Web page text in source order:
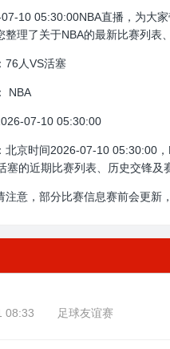
10 05:30:00NBA直播，为大
整理了关于NBA的最新比赛列表
76人VS活塞
NBA
07-10 05:30:00
北京时间2026-07-10 05:30:00
塞的近期比赛列表、历史交锋及
注意，部分比赛信息赛前会更
08:33 足球友谊赛